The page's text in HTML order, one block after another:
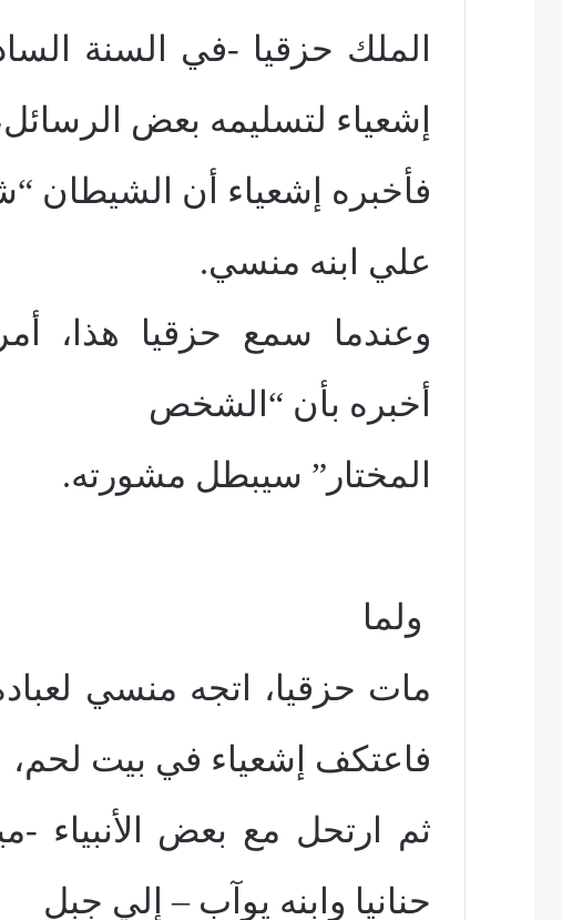
الملك حزقيا -في السنة
إشعياء لتسليمه بعض
فأخبره إشعياء أن الشيطان
علي ابنه منسي.
وعندما سمع حزقيا هذا،
أخبره بأن “الشخص
المختار” سيبطل مشورته.
ولما
مات حزقيا، اتجه منسي
فاعتكف إشعياء في بيت لحم،
ثم ارتحل مع بعض الأنبياء -
حنانيا وابنه يوآب – إلي جبل